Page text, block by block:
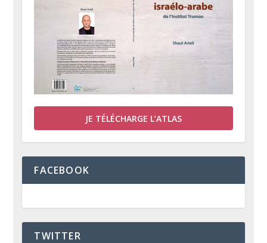
JE TÉLÉCHARGE L’ATLAS
FACEBOOK
TWITTER